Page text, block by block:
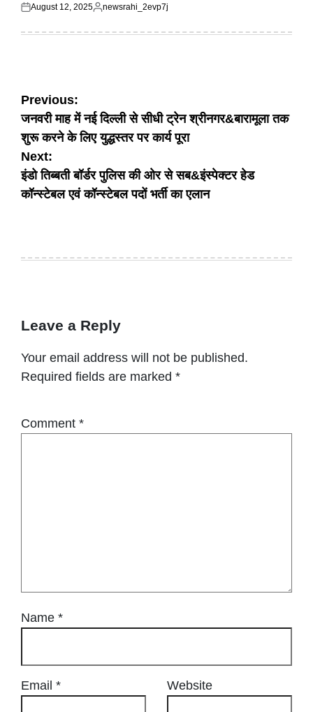
Posted
August 12, 2025
Posted
newsrahi_2evp7j
Post
navigation
Previous:
जनवरी माह में नई दिल्ली से सीधी ट्रेन श्रीनगर&बारामूला तक
शुरू करने के लिए युद्धस्तर पर कार्य पूरा
Next:
इंडो तिब्बती बॉर्डर पुलिस की ओर से सब&इंस्पेक्टर हेड
कॉन्स्टेबल एवं कॉन्स्टेबल पदों भर्ती का एलान
Leave a Reply
Your email address will not be published.
Required fields are marked *
Comment *
Name *
Email * Website